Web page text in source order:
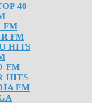
40
FM
FM
HITS
FM
HITS
FM